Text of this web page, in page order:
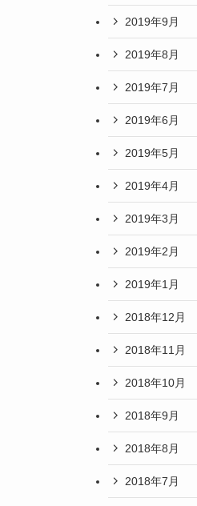
2019年9月
2019年8月
2019年7月
2019年6月
2019年5月
2019年4月
2019年3月
2019年2月
2019年1月
2018年12月
2018年11月
2018年10月
2018年9月
2018年8月
2018年7月